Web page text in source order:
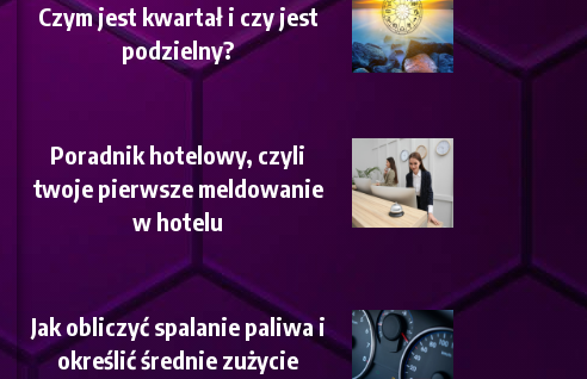
Czym jest kwartał i czy jest
podzielny?
Poradnik hotelowy, czyli
twoje pierwsze meldowanie
w hotelu
Jak obliczyć spalanie paliwa i
określić średnie zużycie